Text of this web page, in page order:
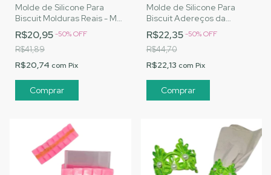
Molde de Silicone Para
Biscuit Molduras Reais - MJ
Artesanatos |Cód. A111
R$20,95-50%OFF
R$41,89
R$20,74 com Pix
Molde de Silicone Para
Biscuit Adereços da
Realeza - MJ Artesanatos
|Cód. A112
R$22,35-50%OFF
R$44,70
R$22,13 com Pix